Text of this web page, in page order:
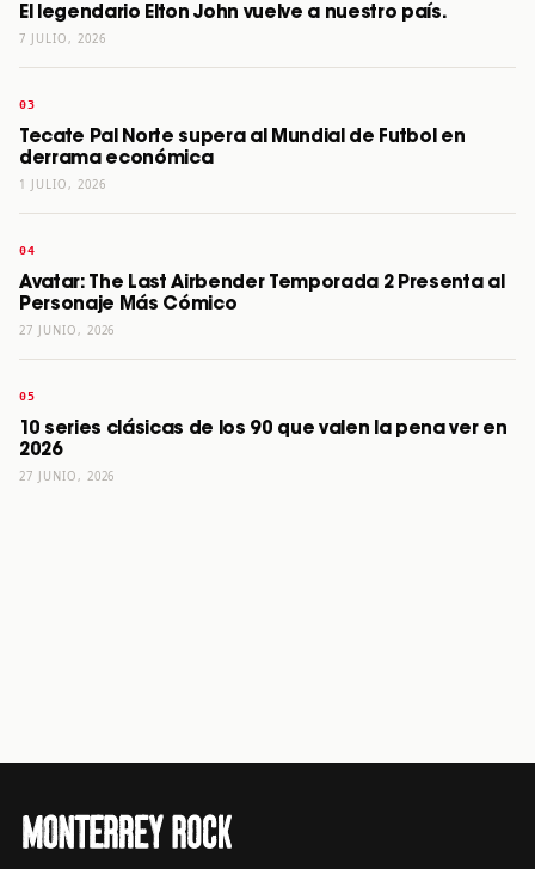
El legendario Elton John vuelve a nuestro país.
7 JULIO, 2026
Tecate Pal Norte supera al Mundial de Futbol en
derrama económica
1 JULIO, 2026
Avatar: The Last Airbender Temporada 2 Presenta al
Personaje Más Cómico
27 JUNIO, 2026
10 series clásicas de los 90 que valen la pena ver en
2026
27 JUNIO, 2026